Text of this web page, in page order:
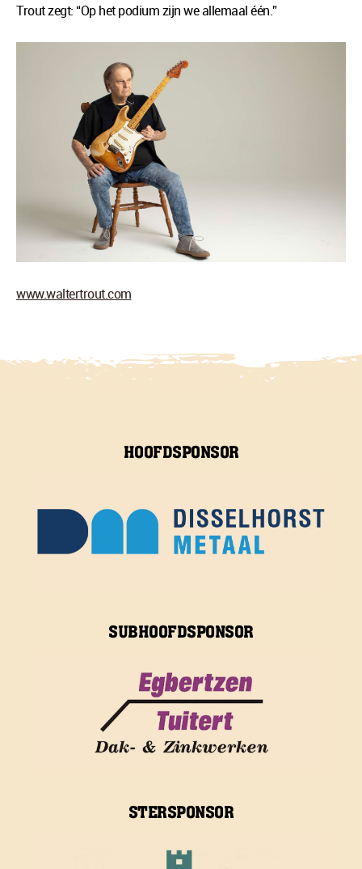
Trout zegt: “Op het podium zijn we allemaal één.”
www.waltertrout.com
HOOFDSPONSOR
SUBHOOFDSPONSOR
STERSPONSOR